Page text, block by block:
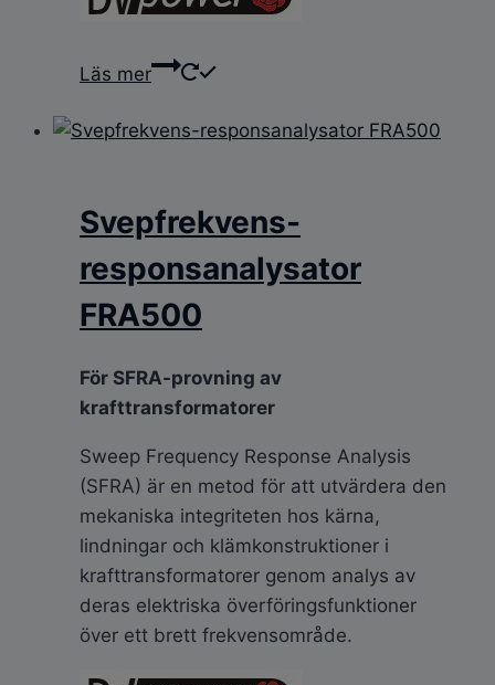
Läs mer
Svepfrekvens-
responsanalysator
FRA500
För SFRA-provning av
krafttransformatorer
Sweep Frequency Response Analysis
(SFRA) är en metod för att utvärdera den
mekaniska integriteten hos kärna,
lindningar och klämkonstruktioner i
krafttransformatorer genom analys av
deras elektriska överföringsfunktioner
över ett brett frekvensområde.